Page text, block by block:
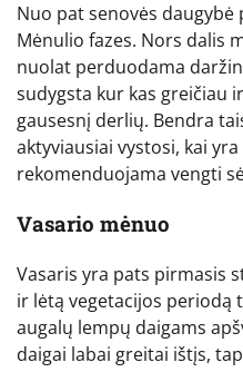
Nuo pat senovės
Mėnulio fazes. Nors dalis
nuolat perduodama
sudygsta kur kas greičiau
gausesnį derlių. Bendra
aktyviausiai vystosi, kai
rekomenduojama vengti
Vasario mėnuo
Vasaris yra pats pirmasis
ir lėtą vegetacijos periodą
augalų lempų daigams
daigai labai greitai ištįs,